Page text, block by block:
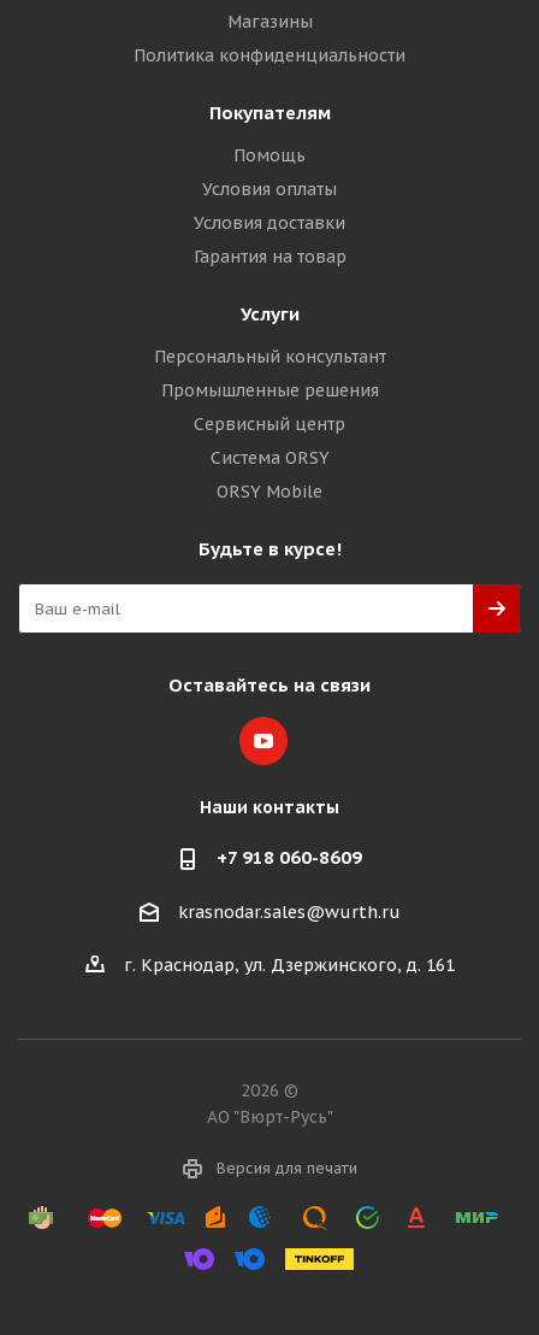
Магазины
Политика конфиденциальности
Покупателям
Помощь
Условия оплаты
Условия доставки
Гарантия на товар
Услуги
Персональный консультант
Промышленные решения
Сервисный центр
Система ORSY
ORSY Mobile
Будьте в курсе!
Оставайтесь на связи
Наши контакты
+7 918 060-8609
krasnodar.sales@wurth.ru
г. Краснодар, ул. Дзержинского, д. 161
2026 ©
АО "Вюрт-Русь"
Версия для печати